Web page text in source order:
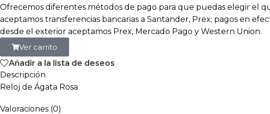
Ofrecemos diferentes métodos de pago para que puedas elegir el
aceptamos transferencias bancarias a Santander, Prex; pagos en
desde el exterior aceptamos Prex, Mercado Pago y Western Union.
Ver carrito
Añadir a la lista de deseos
Descripción
Reloj de Ágata Rosa
Valoraciones (0)